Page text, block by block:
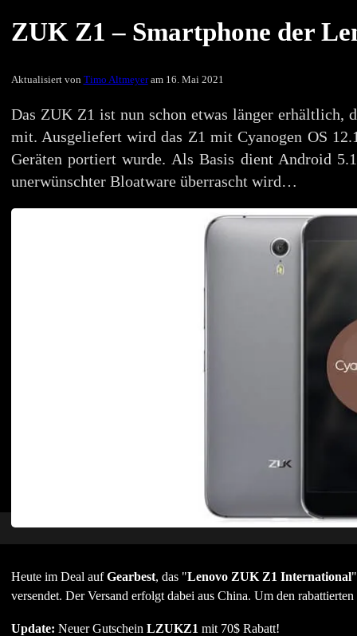
ZUK Z1 – Smartphone der
Aktualisiert von Timo Altmeyeram 16. Mai 2021
Das ZUK Z1 ist nun schon etwas länger erhältlich,
mit. Ausgeliefert wird das Z1 mit Cyanogen OS
Geräten portiert wurde. Als Basis dient Android
unerwünschter Bloatware überrascht wird…
Heute im Deal aufGearbest, das "Lenovo ZUK Z1 International
versendet. Der Versand erfolgt dabei aus China. Um den
Update: Neuer Gutschein LZUKZ1 mit 70$ Rabatt!